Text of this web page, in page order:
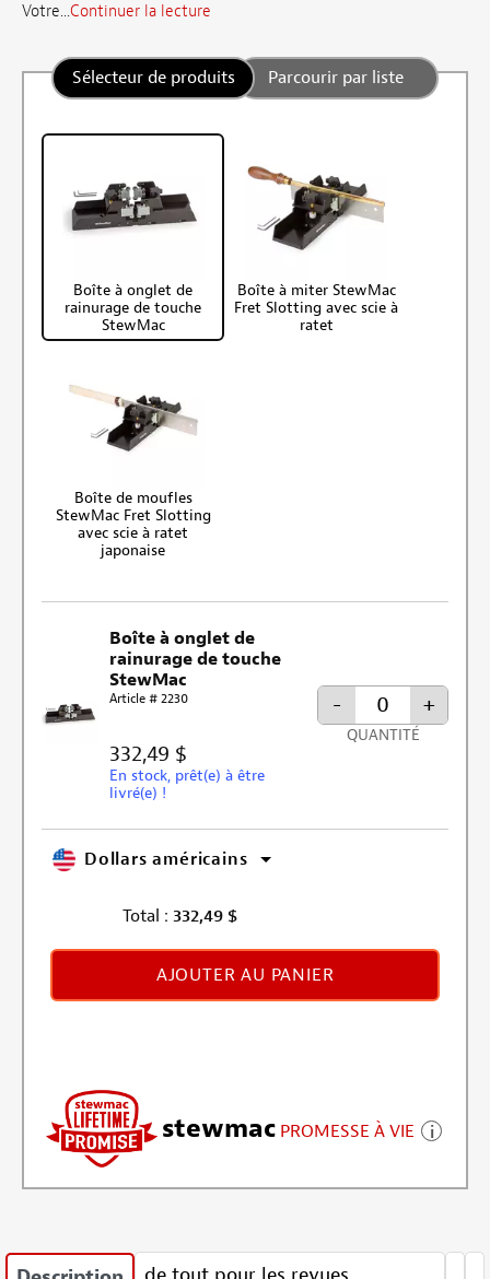
Votre...Continuer la lecture
Sélecteur de produits Parcourir par liste
Boîte à onglet de
rainurage de touche
StewMac
Boîte à miter StewMac
Fret Slotting avec scie à
ratet
Boîte de moufles
StewMac Fret Slotting
avec scie à ratet
japonaise
Boîte à onglet de
rainurage de touche
StewMac
Article # 2230
332,49 $
En stock, prêt(e) à être
livré(e) !
- +
QUANTITÉ
Dollars américains
Total : 332,49 $
AJOUTER AU PANIER
stewmac PROMESSE À VIE